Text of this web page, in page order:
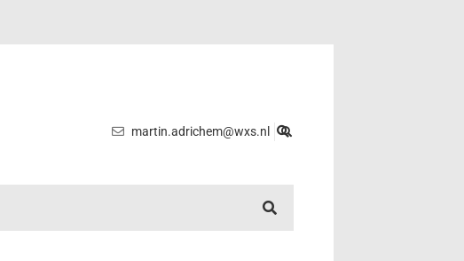
martin.adrichem@wxs.nl